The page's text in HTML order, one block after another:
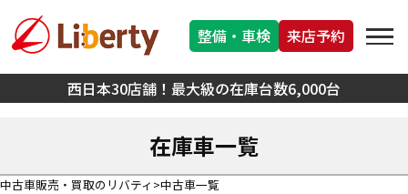
西日本30店舗！最大級の在庫台数6,000台
整備・車検 来店予約
在庫車一覧
中古車販売・買取のリバティ 中古車一覧